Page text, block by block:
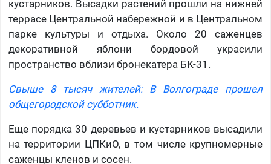
кустарников. Высадки растений прошли на нижней
террасе Центральной набережной и в Центральном
парке культуры и отдыха. Около 20 саженцев
декоративной яблони бордовой украсили
пространство вблизи бронекатера БК-31.
Свыше 8 тысяч жителей: В Волгограде прошел
общегородской субботник.
Еще порядка 30 деревьев и кустарников высадили
на территории ЦПКиО, в том числе крупномерные
саженцы кленов и сосен.